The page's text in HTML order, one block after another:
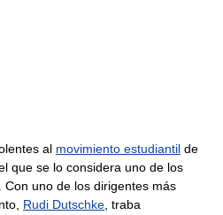
al movimiento estudiantil de
que se lo considera uno de los
Con uno de los dirigentes más
Rudi Dutschke , traba